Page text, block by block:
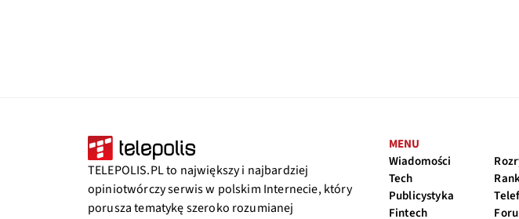
TELEPOLIS.PL to największy i najbardziej
opiniotwórczy serwis w polskim Internecie, który
porusza tematykę szeroko rozumianej
MENU
Wiadomości
Tech
Publicystyka
Fintech